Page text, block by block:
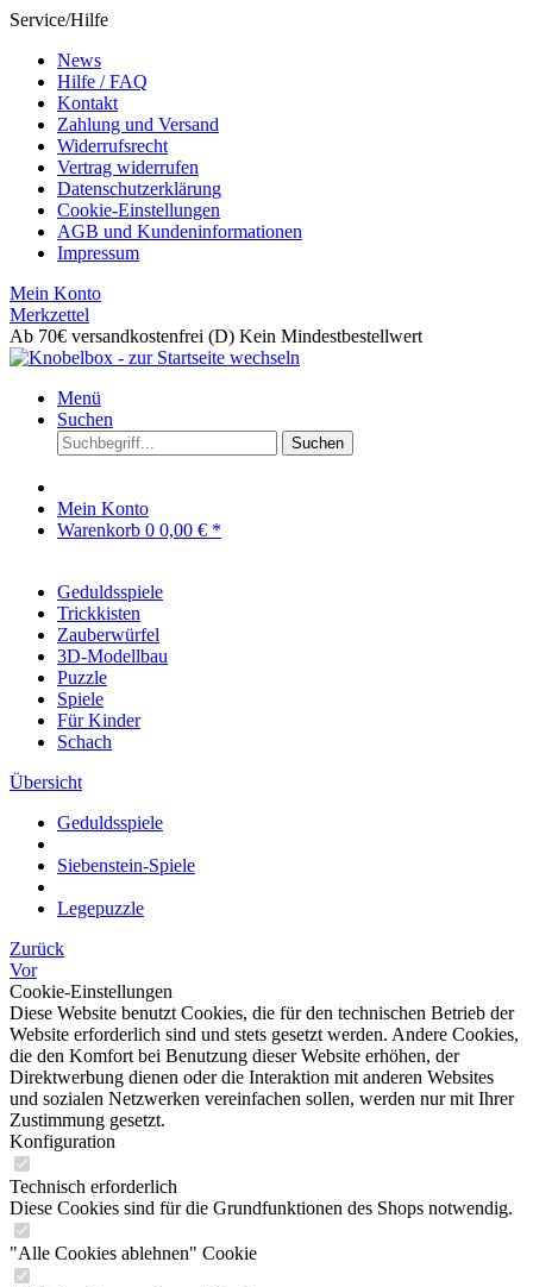
Service/Hilfe
News
Hilfe / FAQ
Kontakt
Zahlung und Versand
Widerrufsrecht
Vertrag widerrufen
Datenschutzerklärung
Cookie-Einstellungen
AGB und Kundeninformationen
Impressum
Mein Konto
Merkzettel
Ab 70€ versandkostenfrei (D) Kein Mindestbestellwert
Menü
Suchen
Suchen
Mein Konto
Warenkorb 0 0,00 € *
Geduldsspiele
Trickkisten
Zauberwürfel
3D-Modellbau
Puzzle
Spiele
Für Kinder
Schach
Übersicht
Geduldsspiele
Siebenstein-Spiele
Legepuzzle
Zurück
Vor
Cookie-Einstellungen
Diese Website benutzt Cookies, die für den technischen Betrieb der
Website erforderlich sind und stets gesetzt werden. Andere Cookies,
die den Komfort bei Benutzung dieser Website erhöhen, der
Direktwerbung dienen oder die Interaktion mit anderen Websites
und sozialen Netzwerken vereinfachen sollen, werden nur mit Ihrer
Zustimmung gesetzt.
Konfiguration
Technisch erforderlich
Diese Cookies sind für die Grundfunktionen des Shops notwendig.
"Alle Cookies ablehnen" Cookie